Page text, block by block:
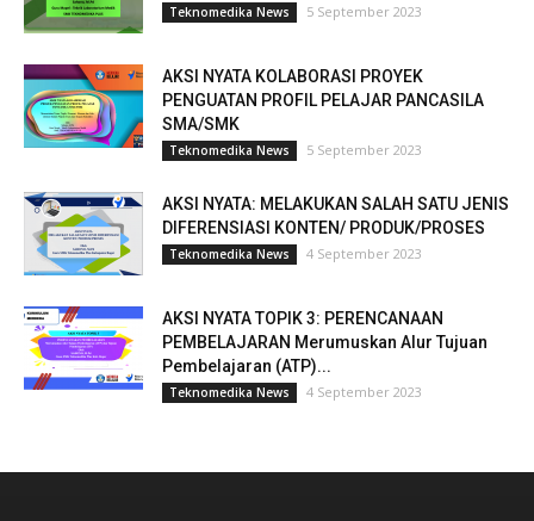
Teknomedika News 5 September 2023
AKSI NYATA KOLABORASI PROYEK
PENGUATAN PROFIL PELAJAR PANCASILA
SMA/SMK
Teknomedika News 5 September 2023
AKSI NYATA: MELAKUKAN SALAH SATU JENIS
DIFERENSIASI KONTEN/ PRODUK/PROSES
Teknomedika News 4 September 2023
AKSI NYATA TOPIK 3: PERENCANAAN
PEMBELAJARAN Merumuskan Alur Tujuan
Pembelajaran (ATP)...
Teknomedika News 4 September 2023